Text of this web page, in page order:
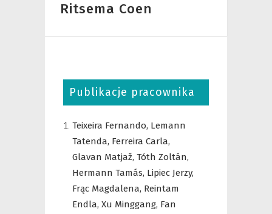
Ritsema Coen
Publikacje pracownika
Teixeira Fernando, Lemann
Tatenda, Ferreira Carla,
Glavan Matjaž, Tóth Zoltán,
Hermann Tamás, Lipiec Jerzy,
Frąc Magdalena, Reintam
Endla, Xu Minggang, Fan